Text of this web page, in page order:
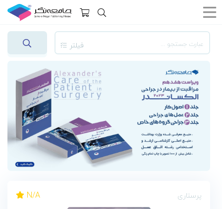
فیلتر
پرستاری N/A